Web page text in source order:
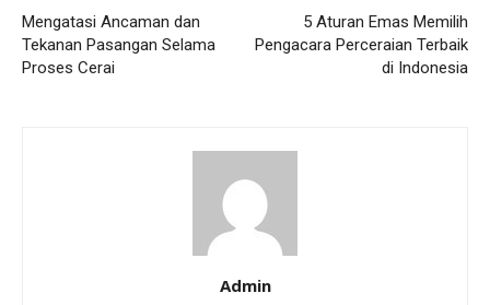
Mengatasi Ancaman dan
Tekanan Pasangan Selama
Proses Cerai
5 Aturan Emas Memilih
Pengacara Perceraian Terbaik
di Indonesia
Admin